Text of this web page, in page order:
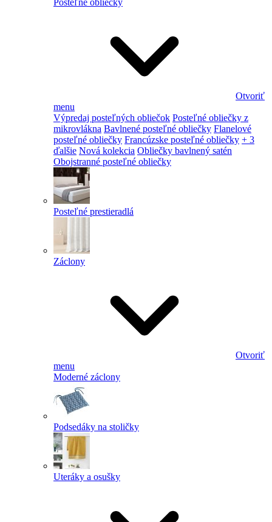
Posteľné obliečky
Otvoriť
menu
Výpredaj posteľných obliečok Posteľné obliečky z
mikrovlákna Bavlnené posteľné obliečky Flanelové
posteľné obliečky Francúzske posteľné obliečky + 3
ďalšie Nová kolekcia Obliečky bavlnený satén
Obojstranné posteľné obliečky
Posteľné prestieradlá
Záclony
Otvoriť
menu
Moderné záclony
Podsedáky na stoličky
Uteráky a osušky